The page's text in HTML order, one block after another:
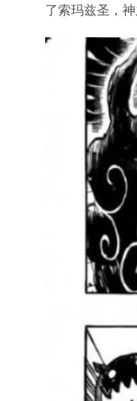
了索玛兹圣，